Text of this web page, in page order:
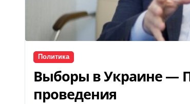
Политика
Выборы в Украине —
проведения